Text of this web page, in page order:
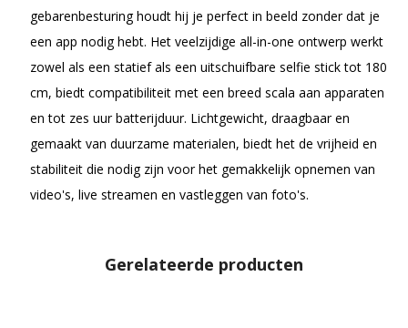
gebarenbesturing houdt hij je perfect in beeld zonder dat je
een app nodig hebt. Het veelzijdige all-in-one ontwerp werkt
zowel als een statief als een uitschuifbare selfie stick tot 180
cm, biedt compatibiliteit met een breed scala aan apparaten
en tot zes uur batterijduur. Lichtgewicht, draagbaar en
gemaakt van duurzame materialen, biedt het de vrijheid en
stabiliteit die nodig zijn voor het gemakkelijk opnemen van
video's, live streamen en vastleggen van foto's.
Gerelateerde producten